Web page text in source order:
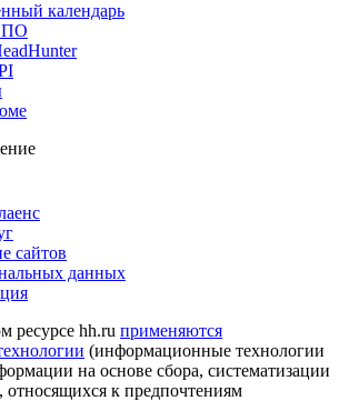
календарь
ПО
сайтов
данных
ресурсе hh.ru применяются
(информационные технологии
на основе сбора, систематизации
относящихся к предпочтениям